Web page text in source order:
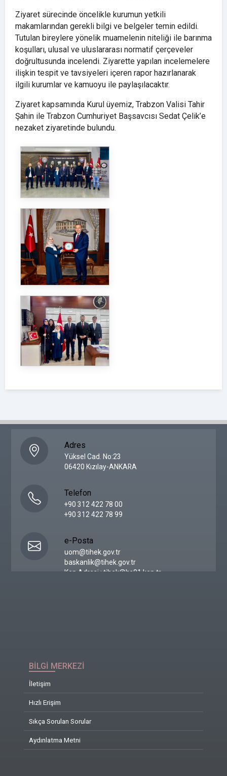
Ziyaret sürecinde öncelikle kurumun yetkili
makamlarından gerekli bilgi ve belgeler temin edildi.
Tutulan bireylere yönelik muamelenin niteliği ile barınma
koşulları, ulusal ve uluslararası normatif çerçeveler
doğrultusunda incelendi. Ziyarette yapılan incelemelere
ilişkin tespit ve tavsiyeleri içeren rapor hazırlanarak
ilgili kurumlar ve kamuoyu ile paylaşılacaktır.
Ziyaret kapsamında Kurul üyemiz, Trabzon Valisi Tahir
Şahin ile Trabzon Cumhuriyet Başsavcısı Sedat Çelik’e
nezaket ziyaretinde bulundu.
Adres
Yüksel Cad. No:23
06420 Kızılay-ANKARA
Telefon
+90 312 422 78 00
+90 312 422 78 99
e-Posta
uom@tihek.gov.tr
baskanlik@tihek.gov.tr
Kep Adresi : tihek@hs01.kep.tr
BİLGİ MERKEZİ
İletişim
Hızlı Erişim
Sıkça Sorulan Sorular
Aydınlatma Metni